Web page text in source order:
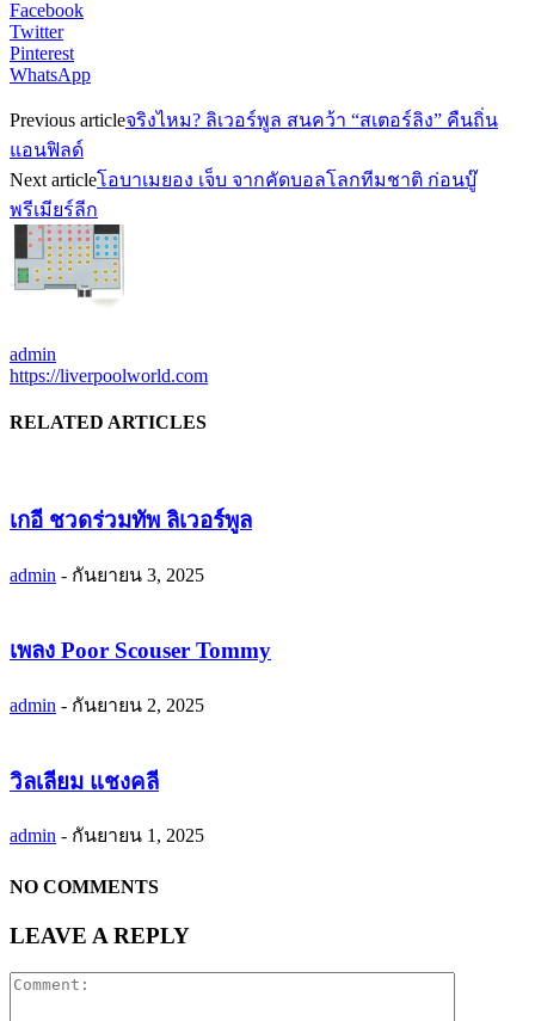
Facebook
Twitter
Pinterest
WhatsApp
Previous articleจริงไหม? ลิเวอร์พูล สนคว้า “สเตอร์ลิง” คืนถิ่น
แอนฟิลด์
Next articleโอบาเมยอง เจ็บ จากคัดบอลโลกทีมชาติ ก่อนบู๊
พรีเมียร์ลีก
admin
https://liverpoolworld.com
RELATED ARTICLES
เกอี ชวดร่วมทัพ ลิเวอร์พูล
admin - กันยายน 3, 2025
เพลง Poor Scouser Tommy
admin - กันยายน 2, 2025
วิลเลียม แชงคลี
admin - กันยายน 1, 2025
NO COMMENTS
LEAVE A REPLY